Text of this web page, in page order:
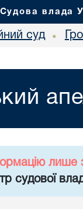
Судова влада
суд •
лише
судової